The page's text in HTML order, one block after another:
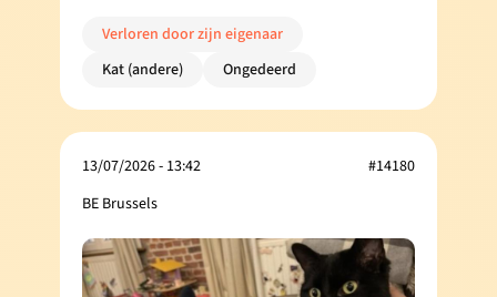
Verloren door zijn eigenaar
Kat (andere)
Ongedeerd
13/07/2026 - 13:42
BE Brussels
#14180